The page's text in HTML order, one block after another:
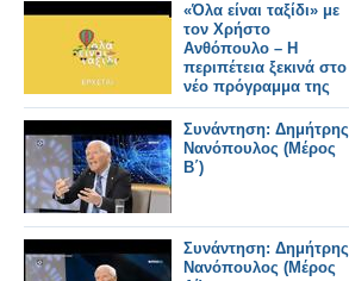
«Όλα είναι ταξίδι» με
τον Χρήστο
Ανθόπουλο – Η
περιπέτεια ξεκινά στο
νέο πρόγραμμα της
ΕΡΤ
Συνάντηση: Δημήτρης
Νανόπουλος (Μέρος
Β΄)
Συνάντηση: Δημήτρης
Νανόπουλος (Μέρος